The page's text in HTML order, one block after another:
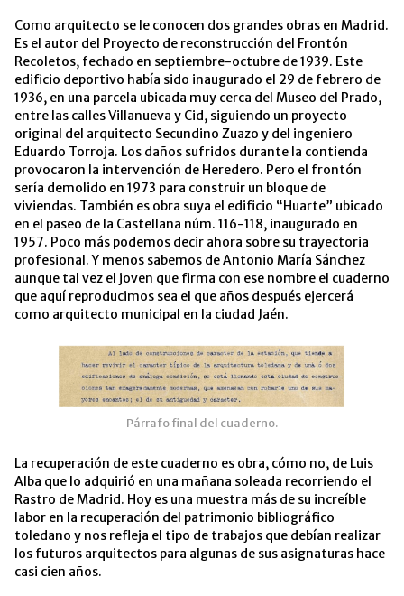
Como arquitecto se le conocen dos grandes obras en Madrid.
Es el autor del Proyecto de reconstrucción del Frontón
Recoletos, fechado en septiembre-octubre de 1939. Este
edificio deportivo había sido inaugurado el 29 de febrero de
1936, en una parcela ubicada muy cerca del Museo del Prado,
entre las calles Villanueva y Cid, siguiendo un proyecto
original del arquitecto Secundino Zuazo y del ingeniero
Eduardo Torroja. Los daños sufridos durante la contienda
provocaron la intervención de Heredero. Pero el frontón
sería demolido en 1973 para construir un bloque de
viviendas. También es obra suya el edificio “Huarte” ubicado
en el paseo de la Castellana núm. 116-118, inaugurado en
1957. Poco más podemos decir ahora sobre su trayectoria
profesional. Y menos sabemos de Antonio María Sánchez
aunque tal vez el joven que firma con ese nombre el cuaderno
que aquí reproducimos sea el que años después ejercerá
como arquitecto municipal en la ciudad Jaén.
Párrafo final del cuaderno.
La recuperación de este cuaderno es obra, cómo no, de Luis
Alba que lo adquirió en una mañana soleada recorriendo el
Rastro de Madrid. Hoy es una muestra más de su increíble
labor en la recuperación del patrimonio bibliográfico
toledano y nos refleja el tipo de trabajos que debían realizar
los futuros arquitectos para algunas de sus asignaturas hace
casi cien años.